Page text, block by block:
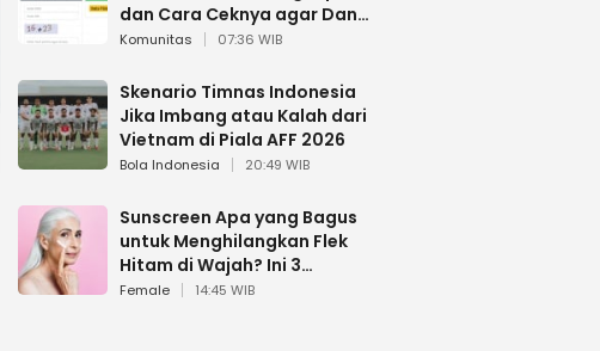
dan Cara Ceknya agar Dana
Tidak Hangus!
Komunitas 07:36 WIB
Skenario Timnas Indonesia
Jika Imbang atau Kalah dari
Vietnam di Piala AFF 2026
Bola Indonesia 20:49 WIB
Sunscreen Apa yang Bagus
untuk Menghilangkan Flek
Hitam di Wajah? Ini 3
Rekomendasi sesuai Review
Female 14:45 WIB